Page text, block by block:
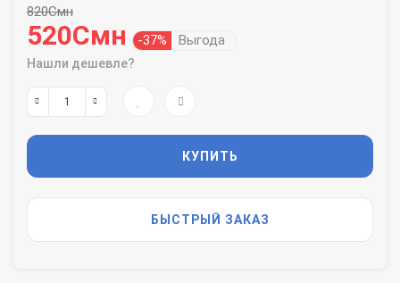
820Смн
520Смн -37% Выгода
Нашли дешевле?
КУПИТЬ
БЫСТРЫЙ ЗАКАЗ